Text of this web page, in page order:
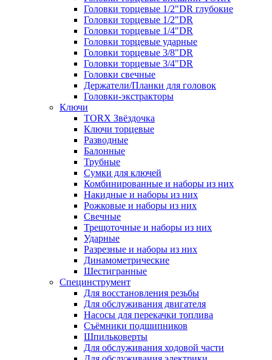
Головки торцевые 1/2"DR глубокие
Головки торцевые 1/2"DR
Головки торцевые 1/4"DR
Головки торцевые ударные
Головки торцевые 3/8"DR
Головки торцевые 3/4"DR
Головки свечные
Держатели/Планки для головок
Головки-экстракторы
Ключи
TORX Звёздочка
Ключи торцевые
Разводные
Балонные
Трубные
Сумки для ключей
Комбинированные и наборы из них
Накидные и наборы из них
Рожковые и наборы из них
Свечные
Трещоточные и наборы из них
Ударные
Разрезные и наборы из них
Динамометрические
Шестигранные
Специнструмент
Для восстановления резьбы
Для обслуживания двигателя
Насосы для перекачки топлива
Съёмники подшипников
Шпильковерты
Для обслуживания ходовой части